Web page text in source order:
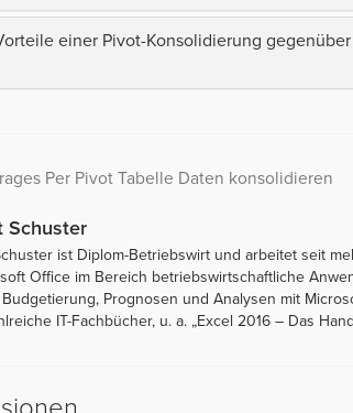
einer Pivot-Konsolidierung
Per Pivot Tabelle Daten konsolidieren
Schuster
ist Diplom-Betriebswirt und arbeitet seit
Office im Bereich betriebswirtschaftliche
Budgetierung, Prognosen und Analysen mit
IT-Fachbücher, u. a. „Excel 2016 – Das